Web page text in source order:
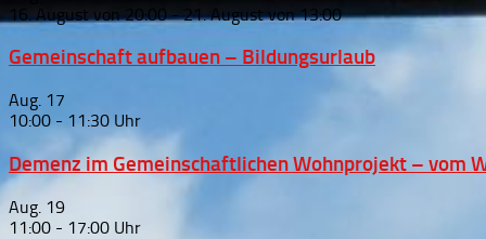
16. August von 20:00-21. August von 13:00
Gemeinschaft aufbauen – Bildungsurlaub
Aug. 17
10:00 - 11:30
Demenz im Gemeinschaftlichen Wohnprojekt – vom
Aug. 19
11:00 - 17:00